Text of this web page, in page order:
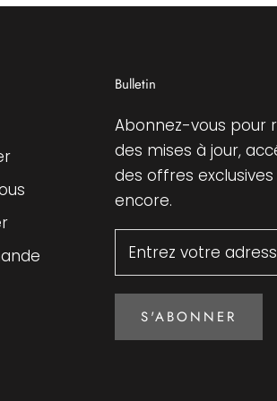
Bulletin
Abonnez-vous pour
des mises à jour,
des offres
encore.
S'ABONNER